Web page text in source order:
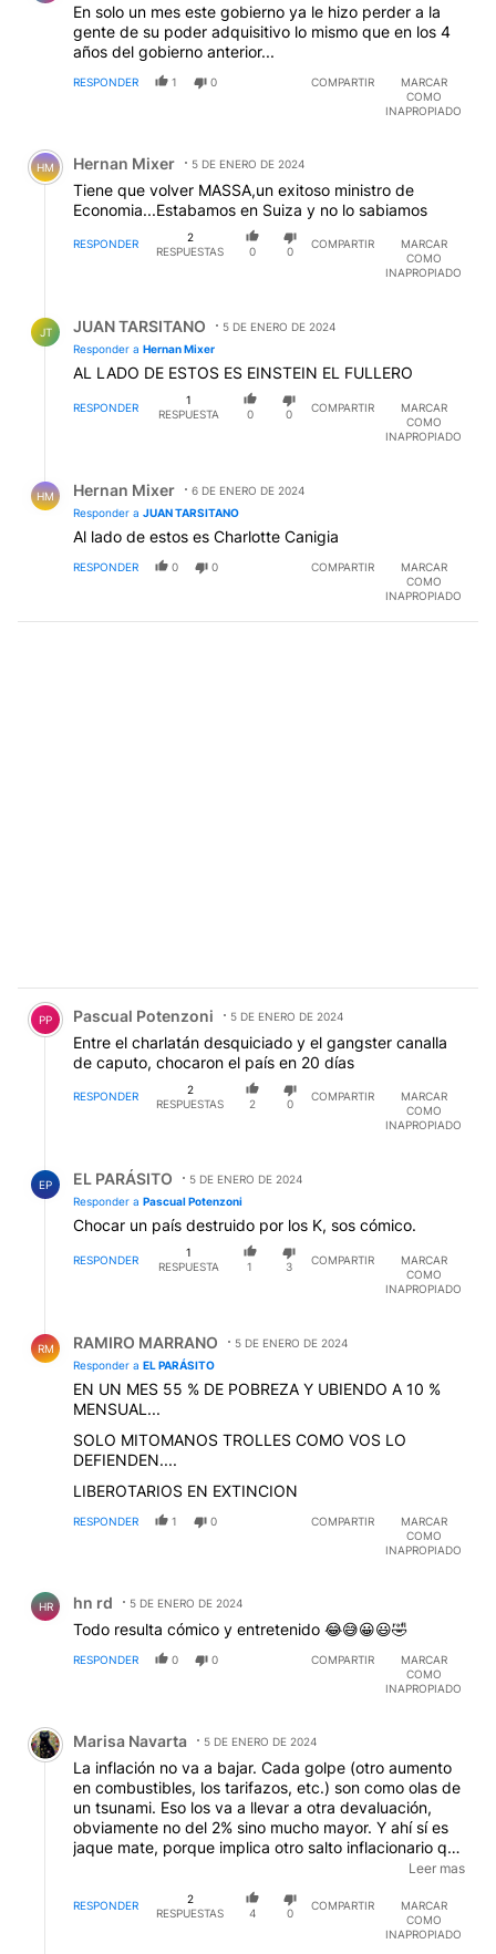
En solo un mes este gobierno ya le hizo perder a la
gente de su poder adquisitivo lo mismo que en los 4
años del gobierno anterior...
RESPONDER 1 0 COMPARTIR
MARCAR
COMO
INAPROPIADO
Comentario de Hernan Mixer.
HM Hernan Mixer 5 DE ENERO DE 2024
Tiene que volver MASSA,un exitoso ministro de
Economia...Estabamos en Suiza y no lo sabiamos
RESPONDER
2
RESPUESTAS
0 0
COMPARTIR
MARCAR
COMO
INAPROPIADO
JT JUAN TARSITANO
5 DE ENERO DE 2024
Responder a Hernan Mixer
AL LADO DE ESTOS ES EINSTEIN EL FULLERO
RESPONDER
1
RESPUESTA
0 0
COMPARTIR
MARCAR
COMO
INAPROPIADO
HM Hernan Mixer
6 DE ENERO DE 2024
Responder a JUAN TARSITANO
Al lado de estos es Charlotte Canigia
RESPONDER 0 0 COMPARTIR
MARCAR
COMO
INAPROPIADO
Comentario de Pascual Potenzoni.
PP Pascual Potenzoni 5 DE ENERO DE 2024
Entre el charlatán desquiciado y el gangster canalla
de caputo, chocaron el país en 20 días
RESPONDER
2
RESPUESTAS
2 0
COMPARTIR
MARCAR
COMO
INAPROPIADO
EP EL PARÁSITO
5 DE ENERO DE 2024
Responder a Pascual Potenzoni
Chocar un país destruido por los K, sos cómico.
RESPONDER
1
RESPUESTA
1 3
COMPARTIR
MARCAR
COMO
INAPROPIADO
RM RAMIRO MARRANO
5 DE ENERO DE 2024
Responder a EL PARÁSITO
EN UN MES 55 % DE POBREZA Y UBIENDO A 10 %
MENSUAL...
SOLO MITOMANOS TROLLES COMO VOS LO
DEFIENDEN....
LIBEROTARIOS EN EXTINCION
RESPONDER 1 0 COMPARTIR
MARCAR
COMO
INAPROPIADO
HR hn rd 5 DE ENERO DE 2024
Todo resulta cómico y entretenido 😂😅😀😃🤣
RESPONDER 0 0 COMPARTIR
MARCAR
COMO
INAPROPIADO
Comentario de Marisa Navarta.
Marisa Navarta 5 DE ENERO DE 2024
La inflación no va a bajar. Cada golpe (otro aumento
en combustibles, los tarifazos, etc.) son como olas de
un tsunami. Eso los va a llevar a otra devaluación,
obviamente no del 2% sino mucho mayor. Y ahí sí es
jaque mate, porque implica otro salto inflacionario que
la población (con salarios y jubilaciones congelados)
no va a resistir. Mientras tanto, los grandes
exportadores ya habrán hecho su negocio, así que -
aunque este dmente se vaya- gran parte de la misión
Leer mas
RESPONDER
2
RESPUESTAS
4 0
COMPARTIR
MARCAR
COMO
INAPROPIADO